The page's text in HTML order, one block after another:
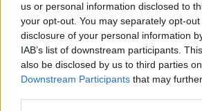
us or personal information disclosed to
your opt-out. You may separately opt-
disclosure of your personal information
IAB’s list of downstream participants.
also be disclosed by us to third parties
Downstream Participants that may
2022. december 7. szerda, 07:50
Kiegészítők egy művészien